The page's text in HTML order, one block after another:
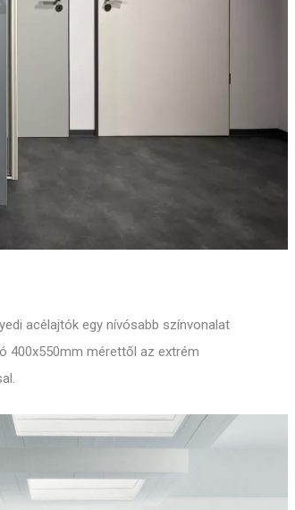
acélajtók egy nívósabb színvonalat
400x550mm mérettől az extrém